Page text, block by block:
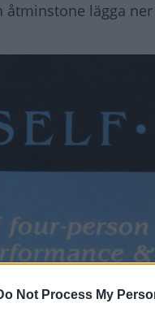
Not Process My
lägga ner